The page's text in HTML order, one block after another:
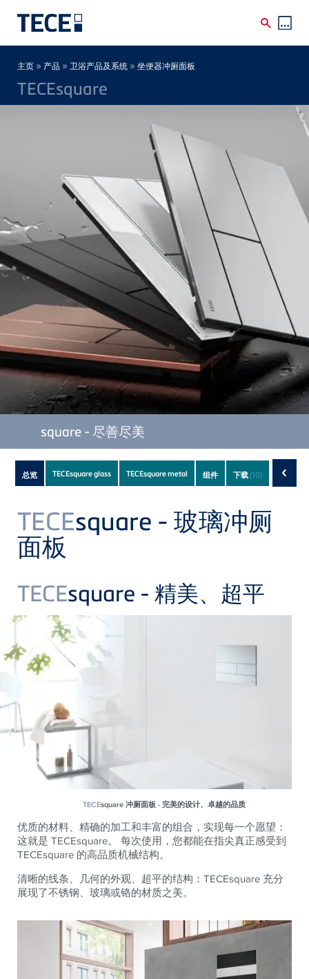
Breadcrumb
主页 » 产品 » 卫浴产品及系统 » 坐便器冲厕面板
TECEsquare
square - 尽善尽美
Subnavigation
of
current
Product
总览 TECEsquare glass TECEsquare metal 组件 下载(10) ‹
TECEsquare - 玻璃冲厕
面板
TECEsquare - 精美、超平
TECEsquare 冲厕面板 - 完美的设计、卓越的品质
优质的材料、精确的加工和丰富的组合，实现每一个愿望：
这就是 TECEsquare。 每次使用，您都能在指尖真正感受到
TECEsquare 的高品质机械结构。
清晰的线条、几何的外观、超平的结构：TECEsquare 充分
展现了不锈钢、玻璃或铬的材质之美。